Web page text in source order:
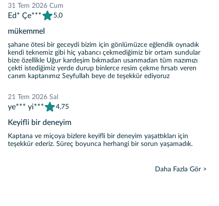
Ed* Çe*** 5,0
31 Tem 2026 Cum
mükemmel
şahane ötesi bir geceydi bizim için gönlümüzce eğlendik oynadık
kendi teknemiz gibi hiç yabancı çekmediğimiz bir ortam sundular
bize özellikle Uğur kardeşim bıkmadan usanmadan tüm nazımızı
çekti istediğimiz yerde durup binlerce resim çekme fırsatı veren
canım kaptanımız Seyfullah beye de teşekkür ediyoruz
ye*** yi*** 4,75
21 Tem 2026 Sal
Keyifli bir deneyim
Kaptana ve miçoya bizlere keyifli bir deneyim yaşattıkları için
teşekkür ederiz. Süreç boyunca herhangi bir sorun yaşamadık.
Daha Fazla Gör >